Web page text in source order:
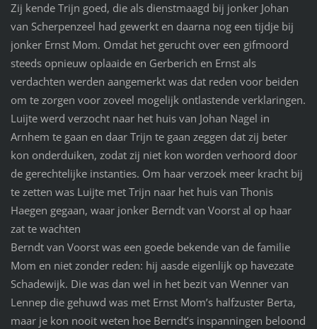
Zij kende Trijn goed, die als dienstmaagd bij jonker Johan
van Scherpenzeel had gewerkt en daarna nog een tijdje bij
jonker Ernst Mom. Omdat het gerucht over een gifmoord
steeds opnieuw oplaaide en Gerberich en Ernst als
verdachten werden aangemerkt was dat reden voor beiden
om te zorgen voor zoveel mogelijk ontlastende verklaringen.
Luijte werd verzocht naar het huis van Johan Nagel in
Arnhem te gaan en daar Trijn te gaan zeggen dat zij beter
kon onderduiken, zodat zij niet kon worden verhoord door
de gerechtelijke instanties. Om haar verzoek meer kracht bij
te zetten was Luijte met Trijn naar het huis van Thonis
Haegen gegaan, waar jonker Berndt van Voorst al op haar
zat te wachten
Berndt van Voorst was een goede bekende van de familie
Mom en niet zonder reden: hij aasde eigenlijk op havezate
Schadewijk. Die was dan wel in het bezit van Wenner van
Lennep die gehuwd was met Ernst Mom’s halfzuster Berta,
maar je kon nooit weten hoe Berndt’s inspanningen beloond